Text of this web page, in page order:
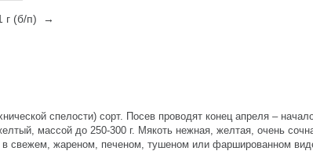
г (б/п) →
спелости) сорт. Посев проводят конец апреля –
массой до 250-300 г. Мякоть нежная, желтая, очень
свежем, жареном, печеном, тушеном или фаршированном